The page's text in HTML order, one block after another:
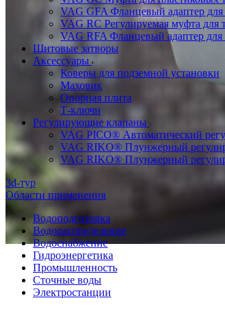
VAG GFA Фланцевый адаптер для
VAG RC Регулируемая муфта для
VAG RFA Фланцевый адаптер
Щитовые затворы
Аксессуары
Коверы для подземной установки
Маховик
Опорная плита
Т-ключи
Регулирующие клапаны
VAG PICO® Автоматический
VAG RIKO® Плунжерный
VAG RIKO® Плунжерный
3d-тур
Области применения
Водоподготовка
Водораспределение
Водоснабжение
Гидроэнергетика
Промышленность
Сточные воды
Электростанции